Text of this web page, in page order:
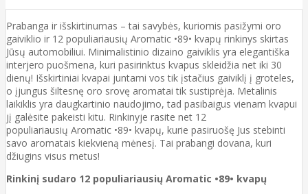
Prabanga ir išskirtinumas – tai savybės, kuriomis pasižymi oro
gaiviklio ir 12 populiariausių Aromatic •89• kvapų rinkinys skirtas
Jūsų automobiliui. Minimalistinio dizaino gaiviklis yra elegantiška
interjero puošmena, kuri pasirinktus kvapus skleidžia net iki 30
dienų! Išskirtiniai kvapai juntami vos tik įstačius gaiviklį į groteles,
o įjungus šiltesnę oro srovę aromatai tik sustiprėja. Metalinis
laikiklis yra daugkartinio naudojimo, tad pasibaigus vienam kvapui
jį galėsite pakeisti kitu. Rinkinyje rasite net 12
populiariausių Aromatic •89• kvapų, kurie pasiruošę Jus stebinti
savo aromatais kiekvieną mėnesį. Tai prabangi dovana, kuri
džiugins visus metus!
Rinkinį sudaro 12 populiariausių Aromatic •89• kvapų